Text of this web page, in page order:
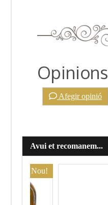
Opinions
Afegir opinió
Avui et recomanem...